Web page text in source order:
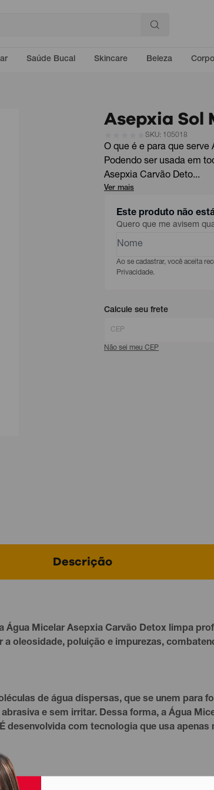
Saúde Bucal Skincare Beleza Corpo
Asepxia Sol
SKU: 105018
O que é e para que
Podendo ser usada em
Asepxia Carvão Deto...
Ver mais
Este produto não
Quero que me avisem
Ao se cadastrar, você aceita
Privacidade.
Calcule seu frete
Não sei meu CEP
Descrição
Micelar Asepxia Carvão Detox limpa
oleosidade, poluição e impurezas,
de água dispersas, que se unem para
e sem irritar. Dessa forma, a Água
desenvolvida com tecnologia que usa